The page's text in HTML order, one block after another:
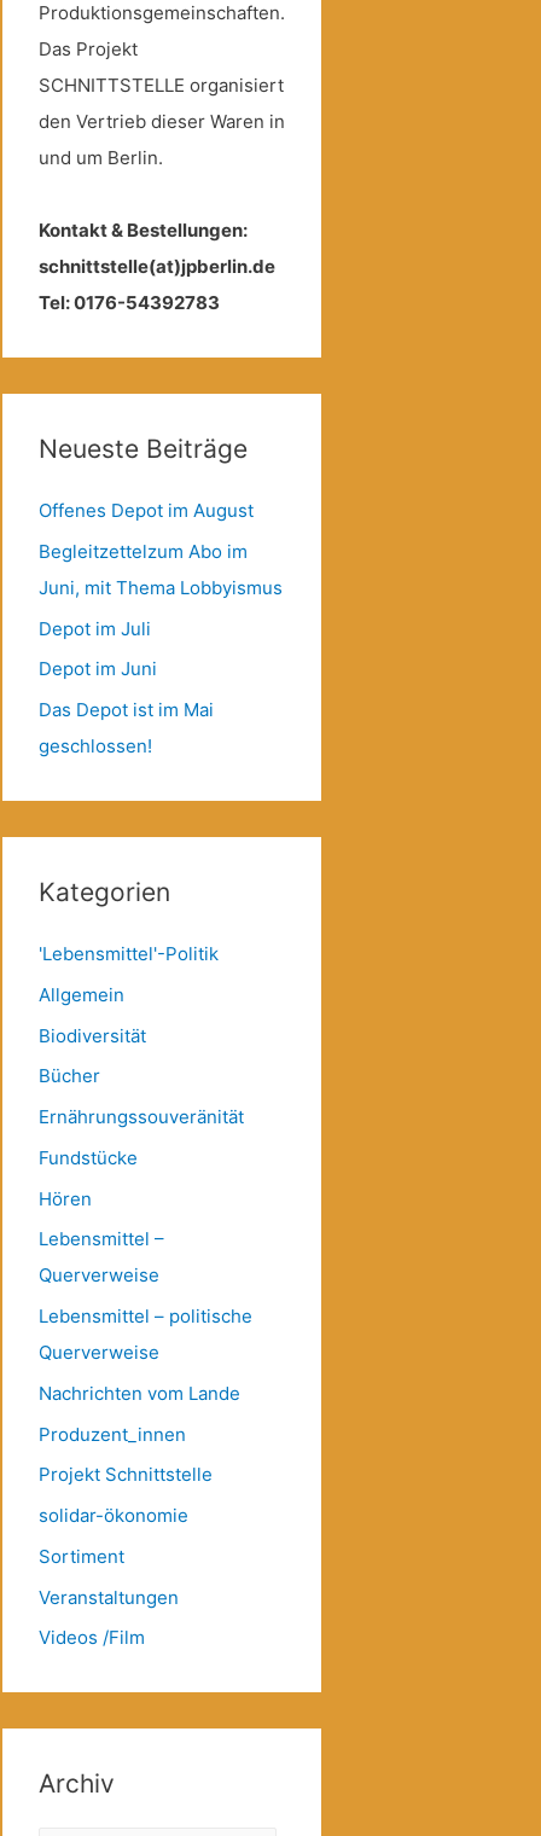
Produktionsgemeinschaften.
Das Projekt
SCHNITTSTELLE organisiert
den Vertrieb dieser Waren in
und um Berlin.
Kontakt & Bestellungen:
schnittstelle(at)jpberlin.de
Tel: 0176-54392783
Neueste Beiträge
Offenes Depot im August
Begleitzettelzum Abo im
Juni, mit Thema Lobbyismus
Depot im Juli
Depot im Juni
Das Depot ist im Mai
geschlossen!
Kategorien
'Lebensmittel'-Politik
Allgemein
Biodiversität
Bücher
Ernährungssouveränität
Fundstücke
Hören
Lebensmittel –
Querverweise
Lebensmittel – politische
Querverweise
Nachrichten vom Lande
Produzent_innen
Projekt Schnittstelle
solidar-ökonomie
Sortiment
Veranstaltungen
Videos /Film
Archiv